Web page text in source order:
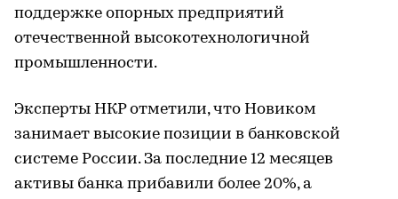
поддержке опорных предприятий
отечественной высокотехнологичной
промышленности.
Эксперты НКР отметили, что Новиком
занимает высокие позиции в банковской
системе России. За последние 12 месяцев
активы банка прибавили более 20%, а